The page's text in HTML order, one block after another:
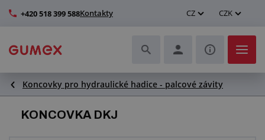
+420 518 399 588Kontakty CZ CZK
Hadice a jejich kompletace
Profily a výroba těsnění
Koncovky pro hydraulické hadice - palcové závity
KONCOVKA DKJ